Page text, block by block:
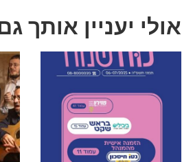
אולי יעניין אותך